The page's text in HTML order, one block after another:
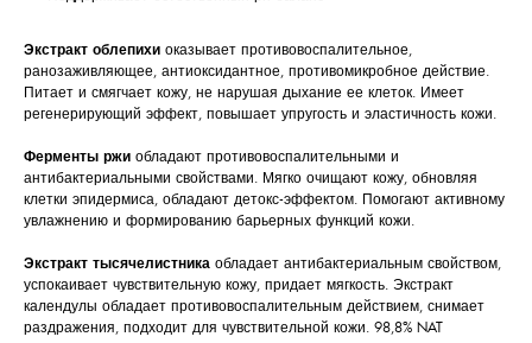
Экстракт облепихи оказывает противовоспалительное,
ранозаживляющее, антиоксидантное, противомикробное действие.
Питает и смягчает кожу, не нарушая дыхание ее клеток. Имеет
регенерирующий эффект, повышает упругость и эластичность кожи.
Ферменты ржи обладают противовоспалительными и
антибактериальными свойствами. Мягко очищают кожу, обновляя
клетки эпидермиса, обладают детокс-эффектом. Помогают активному
увлажнению и формированию барьерных функций кожи.
Экстракт тысячелистника обладает антибактериальным свойством,
успокаивает чувствительную кожу, придает мягкость. Экстракт
календулы обладает противовоспалительным действием, снимает
раздражения, подходит для чувствительной кожи. 98,8% NAT